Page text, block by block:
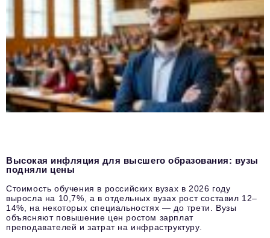
Высокая инфляция для высшего образования: вузы
подняли цены
Стоимость обучения в российских вузах в 2026 году
выросла на 10,7%, а в отдельных вузах рост составил 12–
14%, на некоторых специальностях — до трети. Вузы
объясняют повышение цен ростом зарплат
преподавателей и затрат на инфраструктуру.